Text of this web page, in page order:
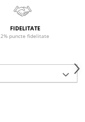
FIDELITATE
2% puncte fidelitate